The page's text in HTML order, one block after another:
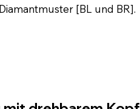
[BL und BR].